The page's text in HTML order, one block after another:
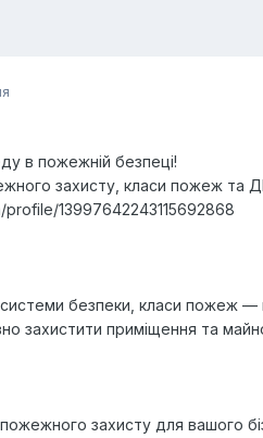
в пожежній безпеці!
захисту, класи пожеж та
13997642243115692868
безпеки, класи пожеж —
захистити приміщення та
захисту для вашого